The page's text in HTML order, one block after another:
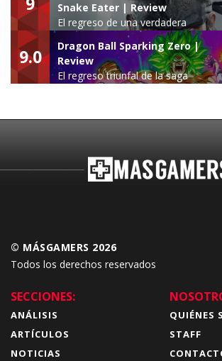
Snake Eater | Review
El regreso de una verdadera
leyenda
9.0
Dragon Ball Sparking Zero |
Review
El regreso triunfal de la saga
© MÁSGAMERS 2026
Todos los derechos reservados
SECCIONES:
ANÁLISIS
ARTÍCULOS
NOTICIAS
QUIÉNES
STAFF